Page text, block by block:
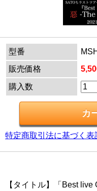
型番
販売価格
購入数
特定商取引法に基づく表
【タイトル】「Best